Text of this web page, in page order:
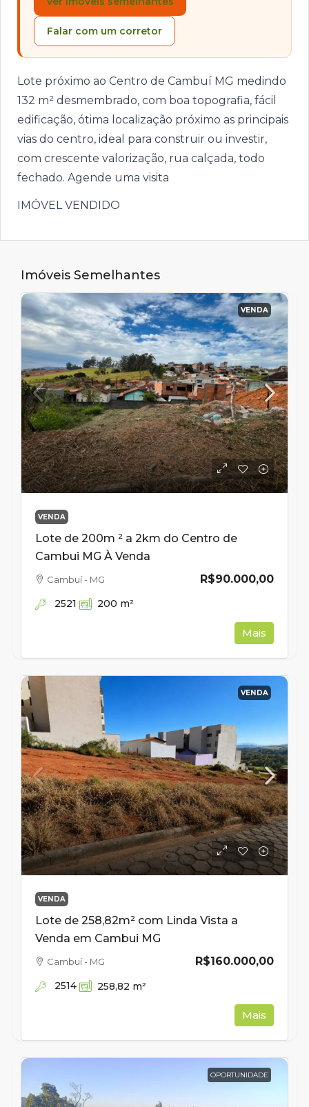
Falar com um corretor
Lote próximo ao Centro de Cambuí MG medindo
132 m² desmembrado, com boa topografia, fácil
edificação, ótima localização próximo as principais
vias do centro, ideal para construir ou investir,
com crescente valorização, rua calçada, todo
fechado. Agende uma visita
IMÓVEL VENDIDO
Imóveis Semelhantes
VENDA
VENDA
Lote de 200m ² a 2km do Centro de
Cambui MG À Venda
R$90.000,00
Cambuí - MG
2521 200 m²
Mais
VENDA
VENDA
Lote de 258,82m² com Linda Vista a
Venda em Cambui MG
R$160.000,00
Cambuí - MG
2514 258,82 m²
Mais
OPORTUNIDADE